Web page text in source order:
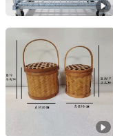
Shenzhen Kudiyou
Guangdong,